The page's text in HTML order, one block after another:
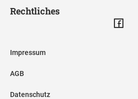
Rechtliches
Impressum
AGB
Datenschutz